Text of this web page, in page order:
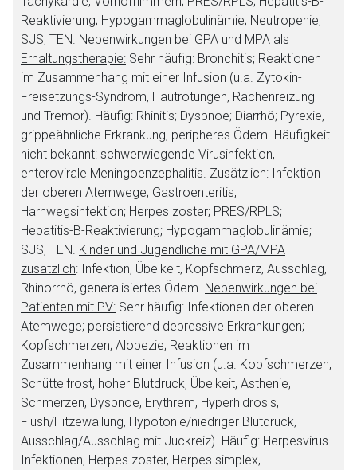
Reaktivierung; Hypogammaglobulinämie; Neutropenie;
SJS, TEN. Nebenwirkungen bei GPA und MPA als
Erhaltungstherapie: Sehr häufig: Bronchitis; Reaktionen
im Zusammenhang mit einer Infusion (u.a. Zytokin-
Freisetzungs-Syndrom, Hautrötungen, Rachenreizung
und Tremor). Häufig: Rhinitis; Dyspnoe; Diarrhö; Pyrexie,
grippeähnliche Erkrankung, peripheres Ödem. Häufigkeit
nicht bekannt: schwerwiegende Virusinfektion,
enterovirale Meningoenzephalitis. Zusätzlich: Infektion
der oberen Atemwege; Gastroenteritis,
Harnwegsinfektion; Herpes zoster; PRES/RPLS;
Hepatitis-B-Reaktivierung; Hypogammaglobulinämie;
SJS, TEN. Kinder und Jugendliche mit GPA/MPA
zusätzlich: Infektion, Übelkeit, Kopfschmerz, Ausschlag,
Rhinorrhö, generalisiertes Ödem. Nebenwirkungen bei
Patienten mit PV: Sehr häufig: Infektionen der oberen
Atemwege; persistierend depressive Erkrankungen;
Kopfschmerzen; Alopezie; Reaktionen im
Zusammenhang mit einer Infusion (u.a. Kopfschmerzen,
Schüttelfrost, hoher Blutdruck, Übelkeit, Asthenie,
Schmerzen, Dyspnoe, Erythrem, Hyperhidrosis,
Flush/Hitzewallung, Hypotonie/niedriger Blutdruck,
Ausschlag/Ausschlag mit Juckreiz). Häufig: Herpesvirus-
Infektionen, Herpes zoster, Herpes simplex,